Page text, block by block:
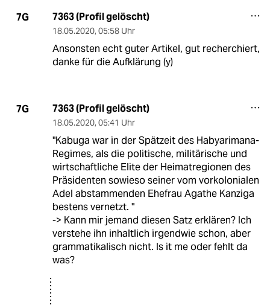
7G 7363 (Profil gelöscht)
18.05.2020, 05:58 Uhr
Ansonsten echt guter Artikel, gut recherchiert,
danke für die Aufklärung (y)
7G 7363 (Profil gelöscht)
18.05.2020, 05:41 Uhr
"Kabuga war in der Spätzeit des Habyarimana-
Regimes, als die politische, militärische und
wirtschaftliche Elite der Heimatregionen des
Präsidenten sowieso seiner vom vorkolonialen
Adel abstammenden Ehefrau Agathe Kanziga
bestens vernetzt. "
-> Kann mir jemand diesen Satz erklären? Ich
verstehe ihn inhaltlich irgendwie schon, aber
grammatikalisch nicht. Is it me oder fehlt da
was?